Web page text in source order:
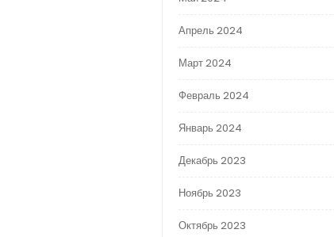
Апрель 2024
Март 2024
Февраль 2024
Январь 2024
Декабрь 2023
Ноябрь 2023
Октябрь 2023